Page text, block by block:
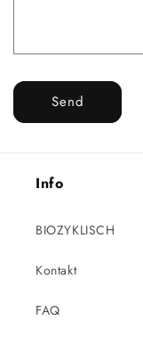
Send
Info
BIOZYKLISCH
Kontakt
FAQ